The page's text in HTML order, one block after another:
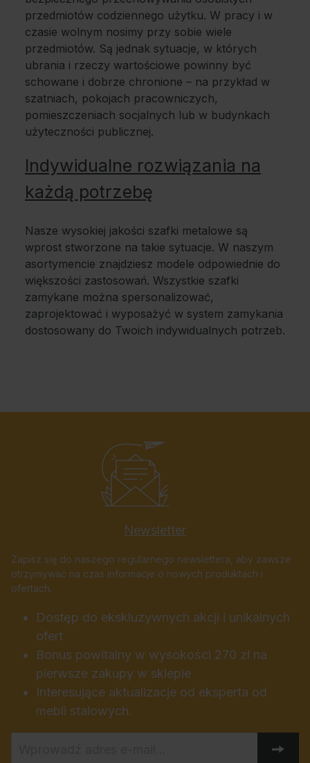
przedmiotów codziennego użytku. W pracy i w
czasie wolnym nosimy przy sobie wiele
przedmiotów. Są jednak sytuacje, w których
ubrania i rzeczy wartościowe powinny być
schowane i dobrze chronione – na przykład w
szatniach, pokojach pracowniczych,
pomieszczeniach socjalnych lub w budynkach
użyteczności publicznej.
Indywidualne rozwiązania na
każdą potrzebę
Nasze wysokiej jakości szafki metalowe są
wprost stworzone na takie sytuacje. W naszym
asortymencie znajdziesz modele odpowiednie do
większości zastosowań. Wszystkie szafki
zamykane można spersonalizować,
zaprojektować i wyposażyć w system zamykania
dostosowany do Twoich indywidualnych potrzeb.
Newsletter
Zapisz się do naszego regularnego newslettera, aby zawsze
otrzymywać na czas informacje o nowych produktach i
ofertach.
Dostęp do ekskluzywnych akcji i unikalnych
ofert
Bonus powitalny w wysokości 270 zł na
pierwsze zakupy w sklepie
Interesujące aktualizacje od eksperta od
mebli stalowych.